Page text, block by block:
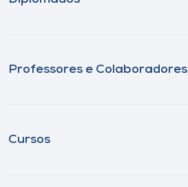
Professores e Colaboradores
Cursos